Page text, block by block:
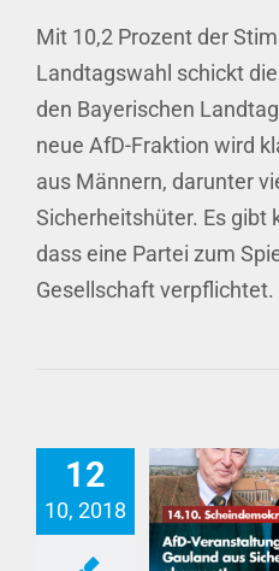
Mit 10,2 Prozent der
Landtagswahl schickt
den Bayerischen
neue AfD-Fraktion wird
aus Männern, darunter
Sicherheitshüter. Es gibt
dass eine Partei zum
Gesellschaft verpflichtet.
12
10, 2018